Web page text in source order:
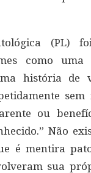
(PL)
como uma
história de
ou
Não
é mentira
sua